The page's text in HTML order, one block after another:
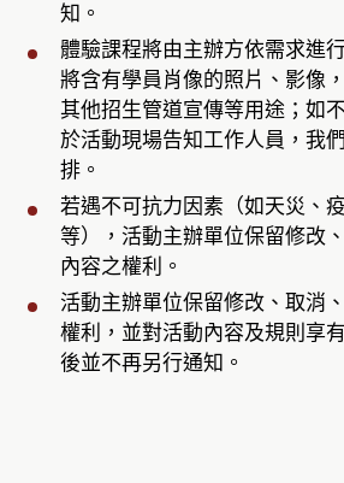
知。
體驗課程將由主辦方依需求進
將含有學員肖像的照片、影像
其他招生管道宣傳等用途；如
於活動現場告知工作人員，我
排。
若遇不可抗力因素（如天災、
等），活動主辦單位保留修改
內容之權利。
活動主辦單位保留修改、取消
權利，並對活動內容及規則享
後並不再另行通知。